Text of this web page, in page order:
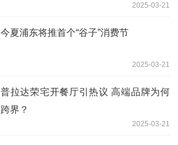
2025-03-21
今夏浦东将推首个“谷子”消费节
2025-03-21
普拉达荣宅开餐厅引热议 高端品牌为何
跨界？
2025-03-21